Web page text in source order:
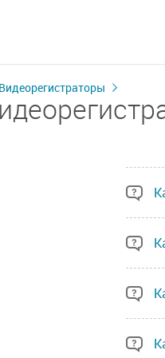
Видеорегистраторы